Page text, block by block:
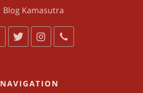
Blog Kamasutra
NAVIGATION